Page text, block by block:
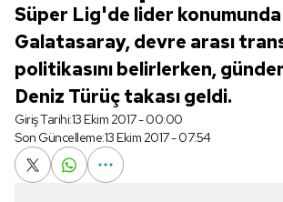
Süper Lig'de lider
Galatasaray, devre arası
politikasını belirlerken,
Deniz Türüç takası geldi.
Giriş Tarihi:13 Ekim 2017 - 00:00
Son Güncelleme:13 Ekim 2017 - 07:54